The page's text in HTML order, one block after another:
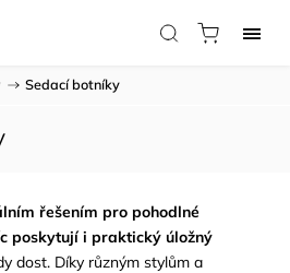
/ Sedací botníky
řešením pro pohodlné
poskytují i praktický úložný
dost. Díky různým stylům a